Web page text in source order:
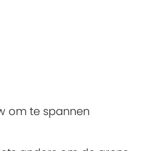
om te spannen